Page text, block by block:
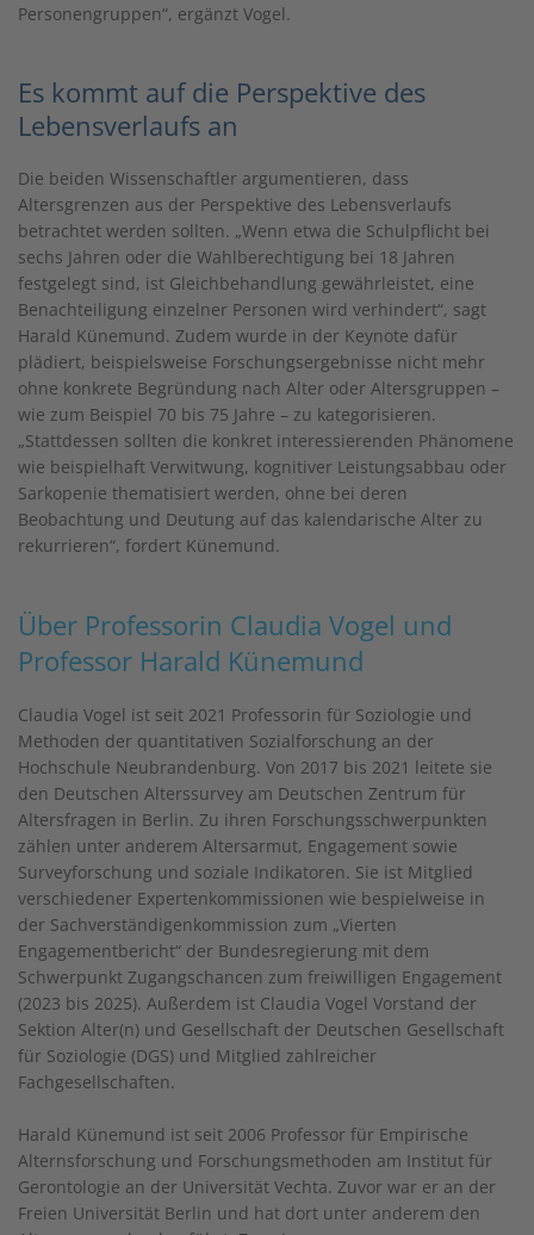
Personengruppen“, ergänzt Vogel.
Es kommt auf die Perspektive des
Lebensverlaufs an
Die beiden Wissenschaftler argumentieren, dass
Altersgrenzen aus der Perspektive des Lebensverlaufs
betrachtet werden sollten. „Wenn etwa die Schulpflicht bei
sechs Jahren oder die Wahlberechtigung bei 18 Jahren
festgelegt sind, ist Gleichbehandlung gewährleistet, eine
Benachteiligung einzelner Personen wird verhindert“, sagt
Harald Künemund. Zudem wurde in der Keynote dafür
plädiert, beispielsweise Forschungsergebnisse nicht mehr
ohne konkrete Begründung nach Alter oder Altersgruppen –
wie zum Beispiel 70 bis 75 Jahre – zu kategorisieren.
„Stattdessen sollten die konkret interessierenden Phänomene
wie beispielhaft Verwitwung, kognitiver Leistungsabbau oder
Sarkopenie thematisiert werden, ohne bei deren
Beobachtung und Deutung auf das kalendarische Alter zu
rekurrieren“, fordert Künemund.
Über Professorin Claudia Vogel und
Professor Harald Künemund
Claudia Vogel ist seit 2021 Professorin für Soziologie und
Methoden der quantitativen Sozialforschung an der
Hochschule Neubrandenburg. Von 2017 bis 2021 leitete sie
den Deutschen Alterssurvey am Deutschen Zentrum für
Altersfragen in Berlin. Zu ihren Forschungsschwerpunkten
zählen unter anderem Altersarmut, Engagement sowie
Surveyforschung und soziale Indikatoren. Sie ist Mitglied
verschiedener Expertenkommissionen wie bespielweise in
der Sachverständigenkommission zum „Vierten
Engagementbericht“ der Bundesregierung mit dem
Schwerpunkt Zugangschancen zum freiwilligen Engagement
(2023 bis 2025). Außerdem ist Claudia Vogel Vorstand der
Sektion Alter(n) und Gesellschaft der Deutschen Gesellschaft
für Soziologie (DGS) und Mitglied zahlreicher
Fachgesellschaften.
Harald Künemund ist seit 2006 Professor für Empirische
Alternsforschung und Forschungsmethoden am Institut für
Gerontologie an der Universität Vechta. Zuvor war er an der
Freien Universität Berlin und hat dort unter anderem den